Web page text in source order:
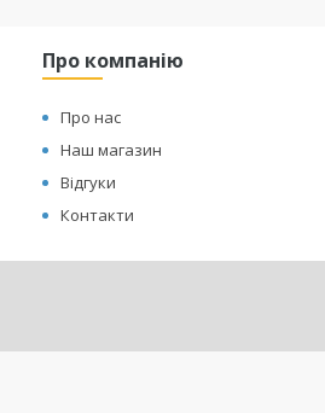
Про компанію
Про нас
Наш магазин
Відгуки
Контакти